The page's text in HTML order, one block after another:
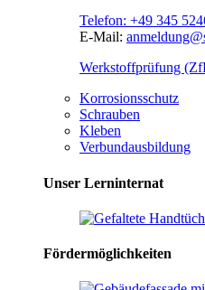
Telefon: +49 345
E-Mail:
Werkstoffprüfung
Korrosionsschutz
Schrauben
Kleben
Verbundausbildung
Unser Lerninternat
Fördermöglichkeiten